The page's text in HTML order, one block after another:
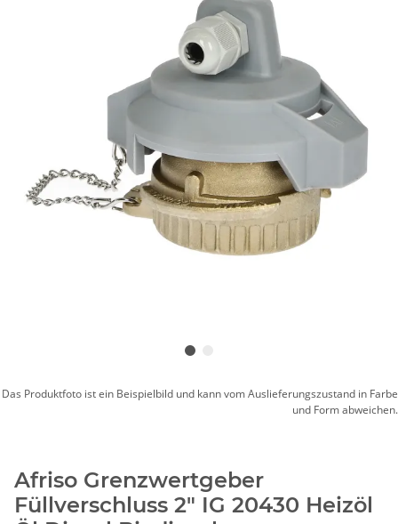
Das Produktfoto ist ein Beispielbild und kann vom Auslieferungszustand in Farbe
und Form abweichen.
Afriso Grenzwertgeber
Füllverschluss 2" IG 20430 Heizöl